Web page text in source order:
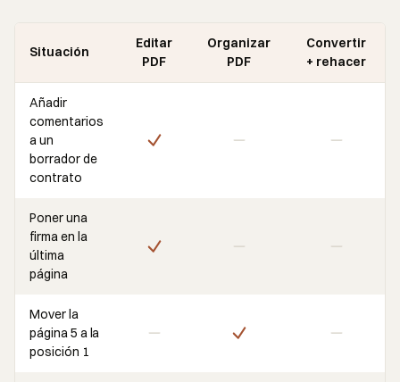
Situación
Editar
PDF
Organizar
PDF
Convertir
+ rehacer
Añadir
comentarios
a un
borrador de
contrato
Poner una
firma en la
última
página
Mover la
página 5 a la
posición 1